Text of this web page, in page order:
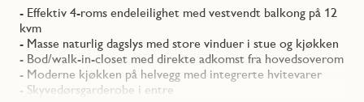
- Effektiv 4-roms endeleilighet med vestvendt balkong på 12
kvm
- Masse naturlig dagslys med store vinduer i stue og kjøkken
- Bod/walk-in-closet med direkte adkomst fra hovedsoverom
- Moderne kjøkken på helvegg med integrerte hvitevarer
- Skyvedørsgarderobe i entre